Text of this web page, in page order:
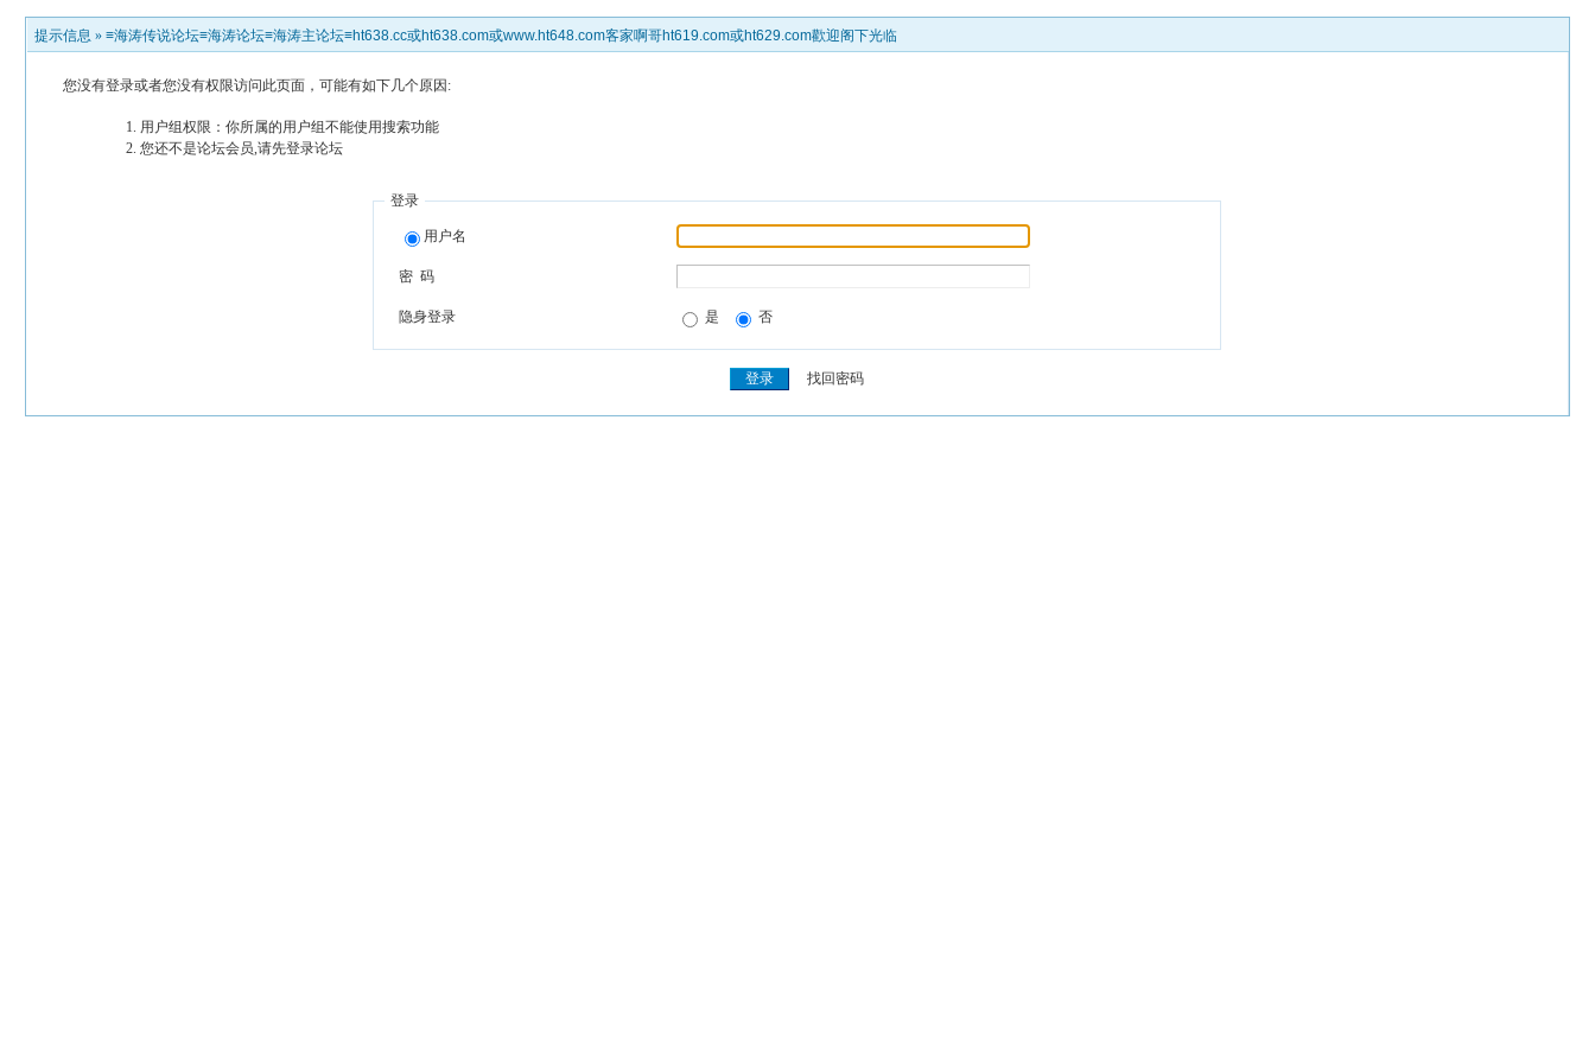
提示信息 » ≡海涛传说论坛≡海涛论坛≡海涛主论坛≡ht638.cc或ht638.com或www.ht648.com客家啊哥ht619.com或ht629.com歡迎阁下光临
您没有登录或者您没有权限访问此页面，可能有如下几个原因:
用户组权限：你所属的用户组不能使用搜索功能
您还不是论坛会员,请先登录论坛
登录
用户名
密 码
隐身登录 是 否
找回密码